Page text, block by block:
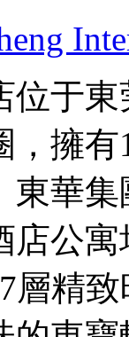
位于
，擁
東華
店公
層精